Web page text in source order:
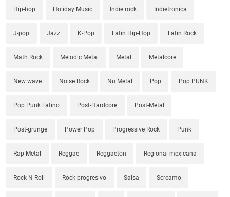
Hip-hop Holiday Music Indie rock Indietronica
J-pop Jazz K-Pop Latin Hip-Hop Latin Rock
Math Rock Melodic Metal Metal Metalcore
New wave Noise Rock Nu Metal Pop Pop PUNK
Pop Punk Latino Post-Hardcore Post-Metal
Post-grunge Power Pop Progressive Rock Punk
Rap Metal Reggae Reggaeton Regional mexicana
Rock N Roll Rock progresivo Salsa Screamo